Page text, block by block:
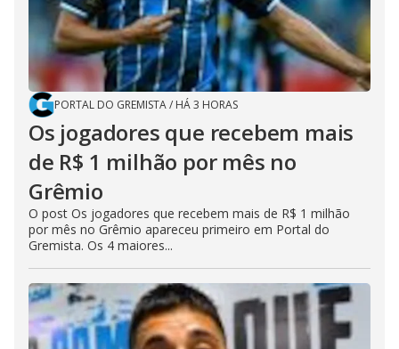
PORTAL DO GREMISTA/ HÁ 3 HORAS
Os jogadores que recebem mais
de R$ 1 milhão por mês no
Grêmio
O post Os jogadores que recebem mais de R$ 1 milhão
por mês no Grêmio apareceu primeiro em Portal do
Gremista. Os 4 maiores...